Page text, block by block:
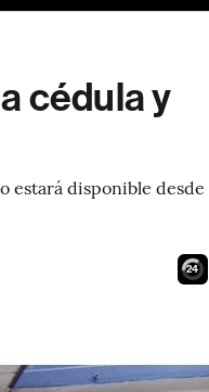
cédula y
estará disponible desde
23